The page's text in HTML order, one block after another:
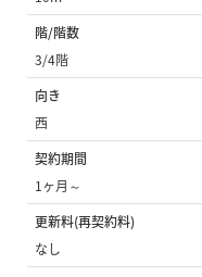
階/階数
3/4階
向き
西
契約期間
1ヶ月～
更新料(再契約料)
なし